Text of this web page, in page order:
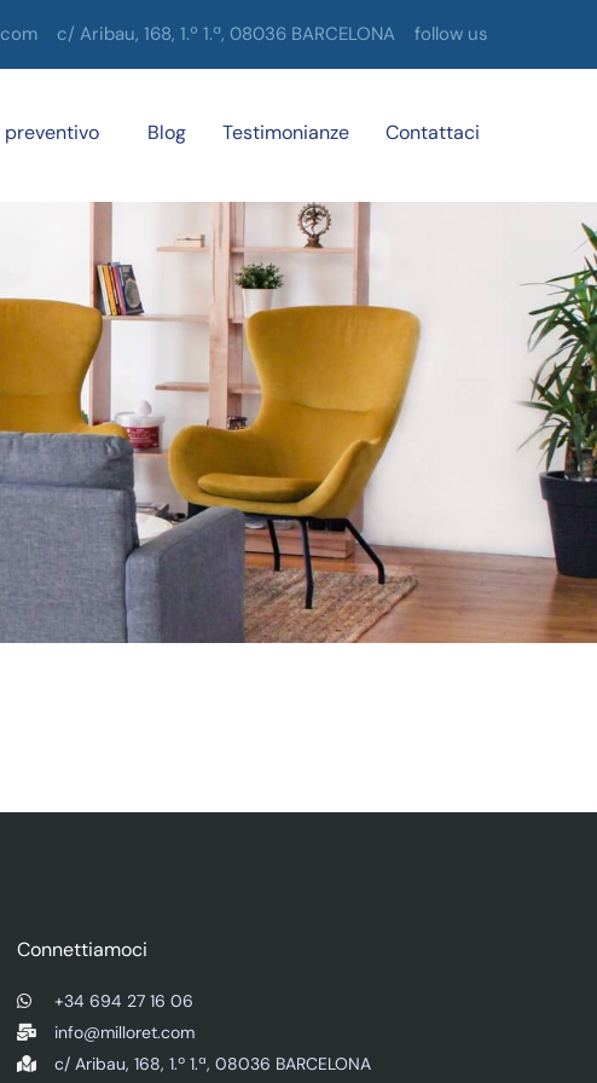
c/ Aribau, 168, 1.º 1.ª, 08036 BARCELONA follow us
preventivo Blog Testimonianze Contattaci
Connettiamoci
+34 694 27 16 06
info@milloret.com
c/ Aribau, 168, 1.º 1.ª, 08036 BARCELONA